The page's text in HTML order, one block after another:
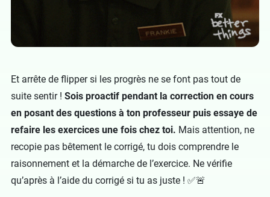
Et arrête de flipper si les progrès ne se font pas tout de
suite sentir ! Sois proactif pendant la correction en cours
en posant des questions à ton professeur puis essaye de
refaire les exercices une fois chez toi. Mais attention, ne
recopie pas bêtement le corrigé, tu dois comprendre le
raisonnement et la démarche de l’exercice. Ne vérifie
qu’après à l’aide du corrigé si tu as juste ! ✅🚨